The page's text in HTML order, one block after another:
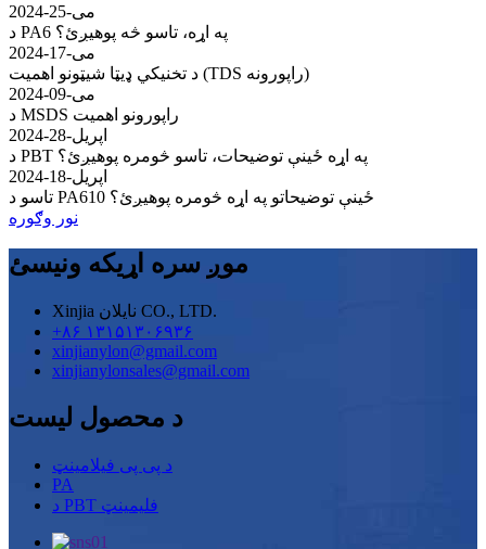
می-25-2024
د PA6 په اړه، تاسو څه پوهیږئ؟
می-17-2024
د تخنیکي ډیټا شیټونو اهمیت (TDS راپورونه)
می-09-2024
د MSDS راپورونو اهمیت
اپریل-28-2024
د PBT په اړه ځینې توضیحات، تاسو څومره پوهیږئ؟
اپریل-18-2024
تاسو د PA610 ځینې توضیحاتو په اړه څومره پوهیږئ؟
نور وګوره
موږ سره اړیکه ونیسئ
Xinjia نایلان CO., LTD.
+۸۶ ۱۳۱۵۱۳۰۶۹۳۶
xinjianylon@gmail.com
xinjianylonsales@gmail.com
د محصول لیست
د پی پی فیلامینټ
PA
د PBT فلیمینټ